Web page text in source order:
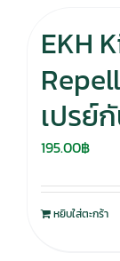
EKH
เปรย์
195.00฿
หยิบใส่ตะกร้า